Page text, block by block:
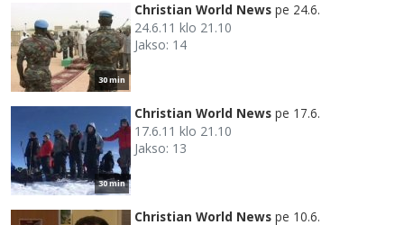
30 min
Christian World News pe 24.6.
24.6.11 klo 21.10
Jakso: 14
30 min
Christian World News pe 17.6.
17.6.11 klo 21.10
Jakso: 13
Christian World News pe 10.6.